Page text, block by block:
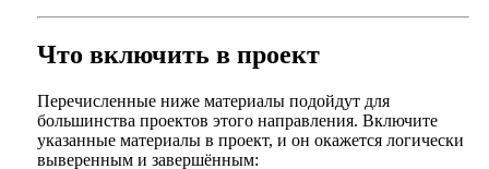
Что включить в проект
Перечисленные ниже материалы подойдут для
большинства проектов этого направления. Включите
указанные материалы в проект, и он окажется логически
выверенным и завершённым: